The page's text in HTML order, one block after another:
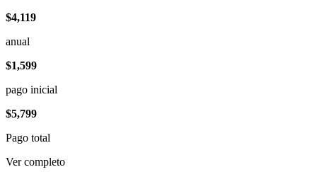
$4,119
anual
$1,599
pago inicial
$5,799
Pago total
Ver completo